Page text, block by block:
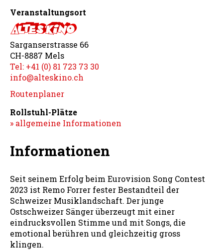
Veranstaltungsort
Sarganserstrasse 66
CH-8887 Mels
Tel: +41 (0) 81 723 73 30
info@alteskino.ch
Routenplaner
Rollstuhl-Plätze
» allgemeine Informationen
Informationen
Seit seinem Erfolg beim Eurovision Song Contest
2023 ist Remo Forrer fester Bestandteil der
Schweizer Musiklandschaft. Der junge
Ostschweizer Sänger überzeugt mit einer
eindrucksvollen Stimme und mit Songs, die
emotional berühren und gleichzeitig gross
klingen.